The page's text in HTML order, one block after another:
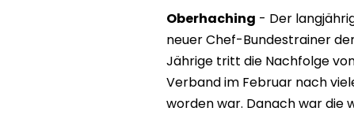
Oberhaching - Der
neuer Chef-Bundestrainer
Jährige tritt die Nachfolge
Verband im Februar nach
worden war. Danach war die